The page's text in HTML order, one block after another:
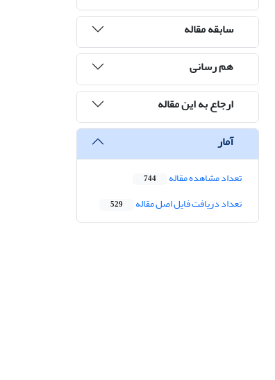
سابقه مقاله
هم رسانی
ارجاع به این مقاله
آمار
تعداد مشاهده مقاله 744
تعداد دریافت فایل اصل مقاله 529